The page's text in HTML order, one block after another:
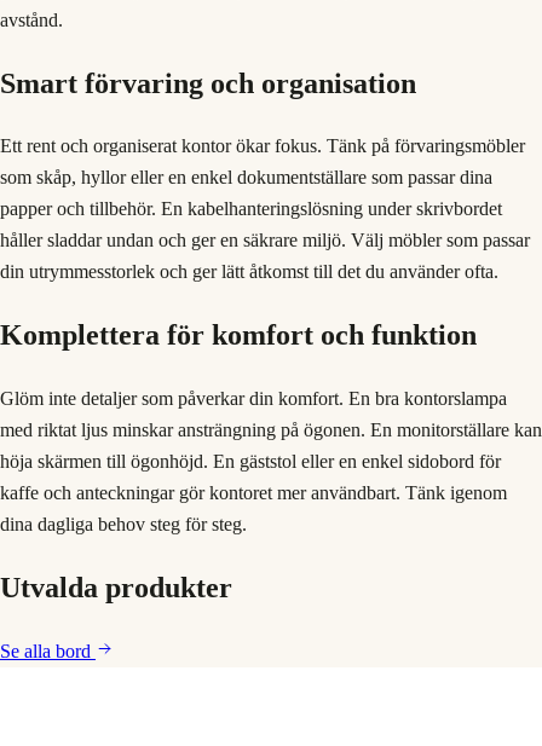
avstånd.
Smart förvaring och organisation
Ett rent och organiserat kontor ökar fokus. Tänk på förvaringsmöbler
som skåp, hyllor eller en enkel dokumentställare som passar dina
papper och tillbehör. En kabelhanteringslösning under skrivbordet
håller sladdar undan och ger en säkrare miljö. Välj möbler som passar
din utrymmesstorlek och ger lätt åtkomst till det du använder ofta.
Komplettera för komfort och funktion
Glöm inte detaljer som påverkar din komfort. En bra kontorslampa
med riktat ljus minskar ansträngning på ögonen. En monitorställare kan
höja skärmen till ögonhöjd. En gäststol eller en enkel sidobord för
kaffe och anteckningar gör kontoret mer användbart. Tänk igenom
dina dagliga behov steg för steg.
Utvalda produkter
Se alla bord